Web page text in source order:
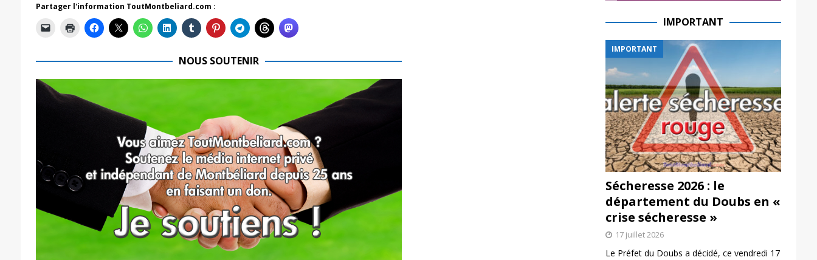
Partager l'information ToutMontbeliard.com :
NOUS SOUTENIR
IMPORTANT
IMPORTANT
Sécheresse 2026 : le
département du Doubs en «
crise sécheresse »
17 juillet 2026
Le Préfet du Doubs a décidé, ce vendredi 17